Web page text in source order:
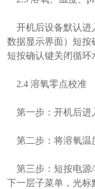
开机后设备默认进
数据显示界面）短按
短按确认键关闭循
2.4 溶氧零点校准
第一步：开机后进
第二步：将溶氧温
第三步：短按电源/
下一层子菜单，光标